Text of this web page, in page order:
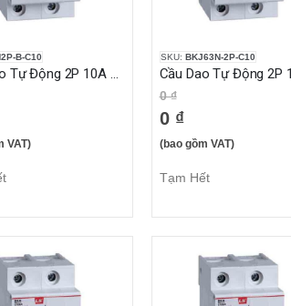
B-C10
Cầu Dao Tự Động 2P 10A 10KA
VAT)
SKU: BKJ63N-2P-C10
0 ₫
0 ₫
(bao gồm VAT)
Tạm Hết